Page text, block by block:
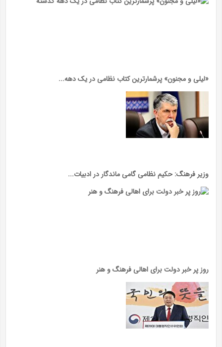
«لیلی و مجنون» پرشمارترین کتاب نظامی در یک دهه...
وزیر فرهنگ: حکیم نظامی گامی ماندگار در ادبیات...
روز پر خبر دولت برای اهالی فرهنگ و هنر